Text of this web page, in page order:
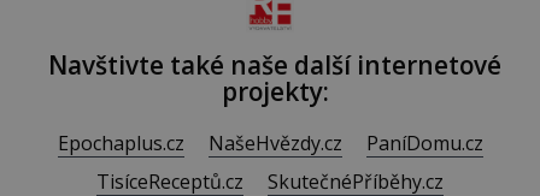
Navštivte také naše další internetové
projekty:
Epochaplus.cz NašeHvězdy.cz
PaníDomu.cz
TisíceReceptů.cz
SkutečnéPříběhy.cz